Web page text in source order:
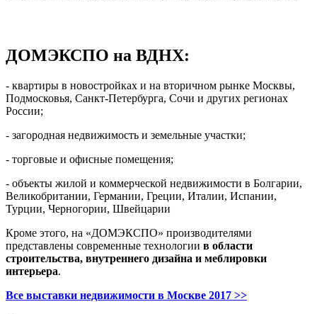
ДОМЭКСПО на ВДНХ:
- квартиры в новостройках и на вторичном рынке Москвы,
Подмосковья, Санкт-Петербурга, Сочи и других регионах
России;
- загородная недвижимость и земельные участки;
- торговые и офисные помещения;
- объекты жилой и коммерческой недвижимости в Болгарии,
Великобритании, Германии, Греции, Италии, Испании,
Турции, Черногории, Швейцарии
Кроме этого, на «ДОМЭКСПО» производителями
представлены современные технологии в области
строительства, внутреннего дизайна и меблировки
интерьера.
Все выставки недвижимости в Москве 2017 >>